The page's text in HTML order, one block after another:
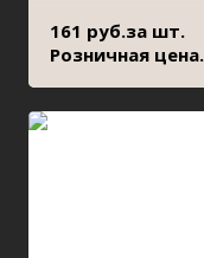
161 руб.за шт.
Розничная цена.